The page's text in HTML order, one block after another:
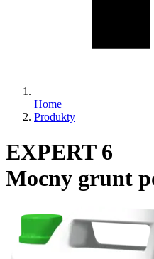
Home
Produkty
EXPERT 6
Mocny grunt